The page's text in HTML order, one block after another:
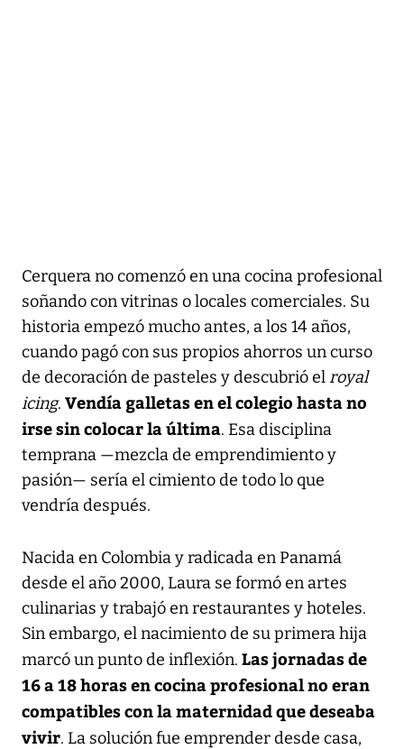
Cerquera no comenzó en una cocina profesional
soñando con vitrinas o locales comerciales. Su
historia empezó mucho antes, a los 14 años,
cuando pagó con sus propios ahorros un curso
de decoración de pasteles y descubrió elroyal
icing. Vendía galletas en el colegio hasta no
irse sin colocar la última. Esa disciplina
temprana —mezcla de emprendimiento y
pasión— sería el cimiento de todo lo que
vendría después.
Nacida en Colombia y radicada en Panamá
desde el año 2000, Laura se formó en artes
culinarias y trabajó en restaurantes y hoteles.
Sin embargo, el nacimiento de su primera hija
marcó un punto de inflexión. Las jornadas de
16 a 18 horas en cocina profesional no eran
compatibles con la maternidad que deseaba
vivir. La solución fue emprender desde casa,